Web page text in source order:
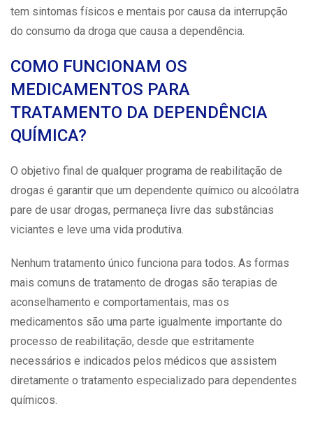
tem sintomas físicos e mentais por causa da interrupção
do consumo da droga que causa a dependência.
COMO FUNCIONAM OS
MEDICAMENTOS PARA
TRATAMENTO DA DEPENDÊNCIA
QUÍMICA?
O objetivo final de qualquer programa de reabilitação de
drogas é garantir que um dependente químico ou alcoólatra
pare de usar drogas, permaneça livre das substâncias
viciantes e leve uma vida produtiva.
Nenhum tratamento único funciona para todos. As formas
mais comuns de tratamento de drogas são terapias de
aconselhamento e comportamentais, mas os
medicamentos são uma parte igualmente importante do
processo de reabilitação, desde que estritamente
necessários e indicados pelos médicos que assistem
diretamente o tratamento especializado para dependentes
químicos.